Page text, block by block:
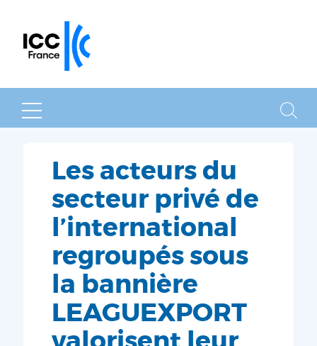
MENU
Les acteurs du
secteur privé de
l’international
regroupés sous
la bannière
LEAGUEXPORT